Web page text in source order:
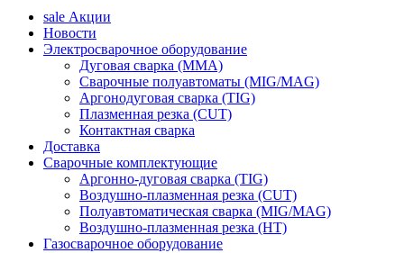
sale Акции
Новости
Электросварочное оборудование
Дуговая сварка (MMA)
Сварочные полуавтоматы (MIG/MAG)
Аргонодуговая сварка (TIG)
Плазменная резка (CUT)
Контактная сварка
Доставка
Сварочные комплектующие
Аргонно-дуговая сварка (TIG)
Воздушно-плазменная резка (CUT)
Полуавтоматическая сварка (MIG/MAG)
Воздушно-плазменная резка (HT)
Газосварочное оборудование